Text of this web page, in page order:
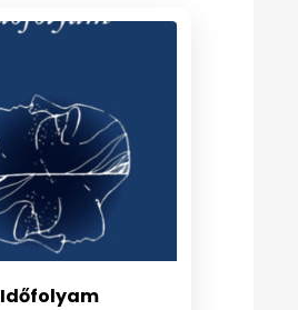
Időfolyam